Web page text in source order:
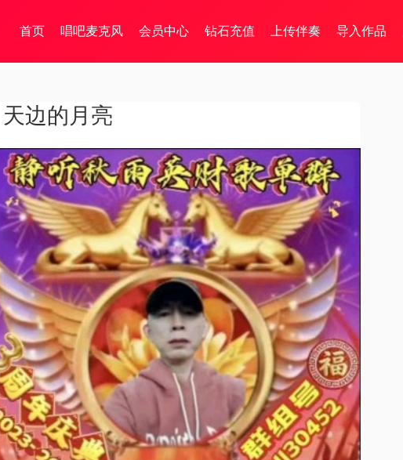
首页 唱吧麦克风 会员中心 钻石充值 上传伴奏 导入作品
天边的月亮